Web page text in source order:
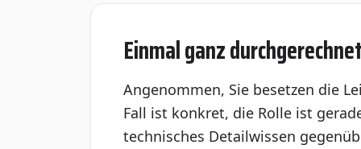
Einmal ganz
Angenommen, Sie besetzen die
Fall ist konkret, die Rolle ist
technisches Detailwissen